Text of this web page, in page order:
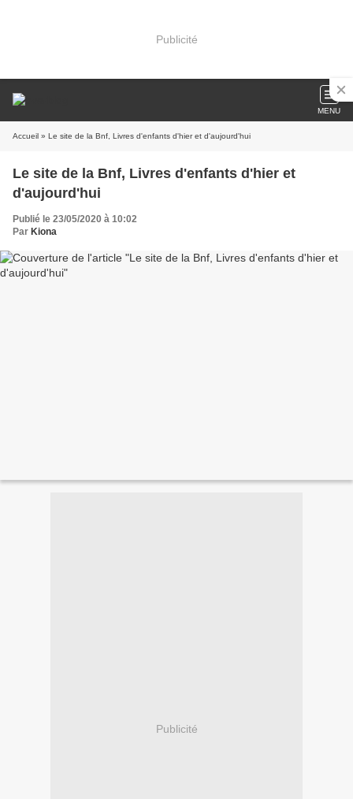
Publicité
MENU
Accueil » Le site de la Bnf, Livres d'enfants d'hier et d'aujourd'hui
Le site de la Bnf, Livres d'enfants d'hier et
d'aujourd'hui
Publié le 23/05/2020 à 10:02
Par Kiona
Publicité